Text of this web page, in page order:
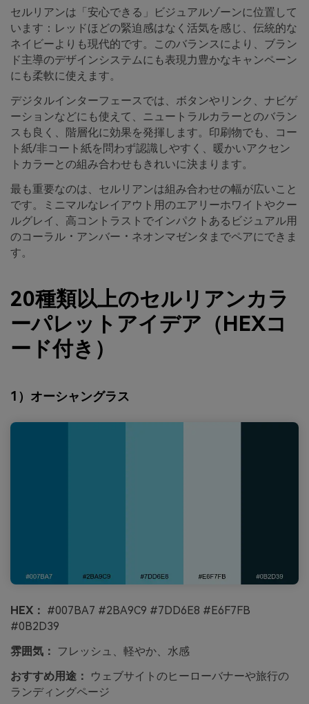
セルリアンは「安心できる」ビジュアルゾーンに位置して
います：レッドほどの緊迫感はなく活気を感じ、伝統的な
ネイビーよりも現代的です。このバランスにより、ブラン
ド主導のデザインシステムにも表現力豊かなキャンペーン
にも柔軟に使えます。
デジタルインターフェースでは、ボタンやリンク、ナビゲ
ーションなどにも使えて、ニュートラルカラーとのバラン
スも良く、階層化に効果を発揮します。印刷物でも、コー
ト紙/非コート紙を問わず認識しやすく、暖かいアクセン
トカラーとの組み合わせもきれいに決まります。
最も重要なのは、セルリアンは組み合わせの幅が広いこと
です。ミニマルなレイアウト用のエアリーホワイトやクー
ルグレイ、高コントラストでインパクトあるビジュアル用
のコーラル・アンバー・ネオンマゼンタまでペアにできま
す。
20種類以上のセルリアンカラ
ーパレットアイデア（HEXコ
ード付き）
1）オーシャングラス
HEX： #007BA7 #2BA9C9 #7DD6E8 #E6F7FB
#0B2D39
雰囲気：
フレッシュ、軽やか、水感
おすすめ用途：
ウェブサイトのヒーローバナーや旅行の
ランディングページ